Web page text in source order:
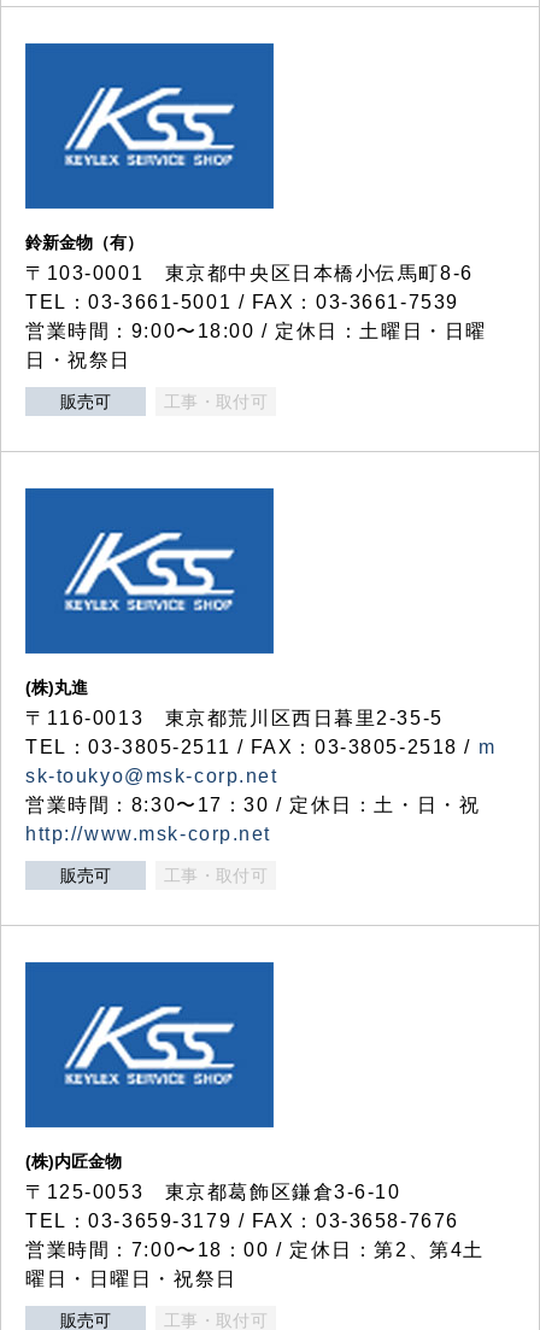
鈴新金物（有）
〒103-0001 東京都中央区日本橋小伝馬町8-6
TEL：03-3661-5001 / FAX：03-3661-7539
営業時間：9:00〜18:00 / 定休日：土曜日・日曜
日・祝祭日
販売可 工事・取付可
(株)丸進
〒116-0013 東京都荒川区西日暮里2-35-5
TEL：03-3805-2511 / FAX：03-3805-2518 / m
sk-toukyo@msk-corp.net
営業時間：8:30〜17：30 / 定休日：土・日・祝
http://www.msk-corp.net
販売可 工事・取付可
(株)内匠金物
〒125-0053 東京都葛飾区鎌倉3-6-10
TEL：03-3659-3179 / FAX：03-3658-7676
営業時間：7:00〜18：00 / 定休日：第2、第4土
曜日・日曜日・祝祭日
販売可 工事・取付可